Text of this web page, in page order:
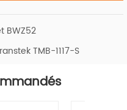
BWZ52
TMB-1117-S